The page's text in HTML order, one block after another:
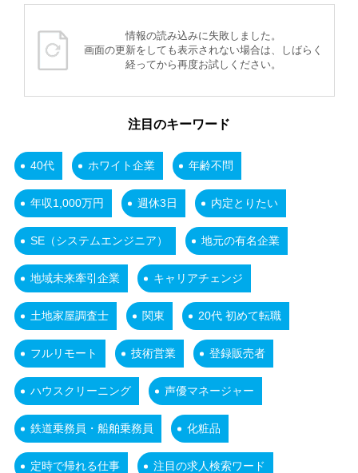
情報の読み込みに失敗しました。
画面の更新をしても表示されない場合は、しばらく
経ってから再度お試しください。
注目のキーワード
40代 ホワイト企業 年齢不問
年収1,000万円 週休3日 内定とりたい
SE（システムエンジニア） 地元の有名企業
地域未来牽引企業 キャリアチェンジ
土地家屋調査士 関東 20代 初めて転職
フルリモート 技術営業 登録販売者
ハウスクリーニング 声優マネージャー
鉄道乗務員・船舶乗務員 化粧品
定時で帰れる仕事 注目の求人検索ワード